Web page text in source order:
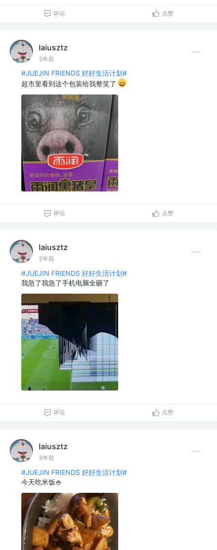
评论 点赞
laiusztz
3年前
#JUEJIN FRIENDS 好好生活计划#
超市里看到这个包装给我整笑了
评论 点赞
laiusztz
3年前
#JUEJIN FRIENDS 好好生活计划#
我急了我急了手机电脑全砸了
评论 点赞
laiusztz
3年前
#JUEJIN FRIENDS 好好生活计划#
今天吃米饭🍚